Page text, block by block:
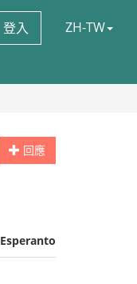
登入 ZH-TW
回應
Esperanto